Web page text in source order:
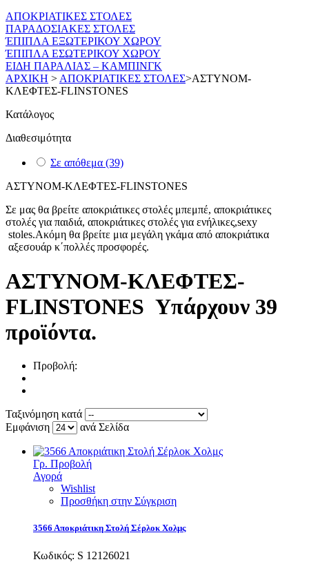
ΑΠΟΚΡΙΑΤΙΚΕΣ ΣΤΟΛΕΣ
ΠΑΡΑΔΟΣΙΑΚΕΣ ΣΤΟΛΕΣ
ΈΠΙΠΛΑ ΕΞΩΤΕΡΙΚΟΥ ΧΩΡΟΥ
ΈΠΙΠΛΑ ΕΣΩΤΕΡΙΚΟΥ ΧΩΡΟΥ
ΕΙΔΗ ΠΑΡΑΛΙΑΣ – ΚΑΜΠΙΝΓΚ
ΑΡΧΙΚΗ > ΑΠΟΚΡΙΑΤΙΚΕΣ ΣΤΟΛΕΣ>ΑΣΤΥΝΟΜ-
ΚΛΕΦΤΕΣ-FLINSTONES
Κατάλογος
Διαθεσιμότητα
Σε απόθεμα (39)
ΑΣΤΥΝΟΜ-ΚΛΕΦΤΕΣ-FLINSTONES
Σε μας θα βρείτε αποκριάτικες στολές μπεμπέ, αποκριάτικες
στολές για παιδιά, αποκριάτικες στολές για ενήλικες,sexy
stoles.Ακόμη θα βρείτε μια μεγάλη γκάμα από αποκριάτικα
αξεσουάρ κ΄πολλές προσφορές.
ΑΣΤΥΝΟΜ-ΚΛΕΦΤΕΣ-
FLINSTONES Υπάρχουν 39
προϊόντα.
Προβολή:
Ταξινόμηση κατά
Εμφάνιση
ανά Σελίδα
Γρ. Προβολή
Αγορά
Wishlist
Προσθήκη στην Σύγκριση
3566 Αποκριάτικη Στολή Σέρλοκ Χολμς
Κωδικός: S 12126021